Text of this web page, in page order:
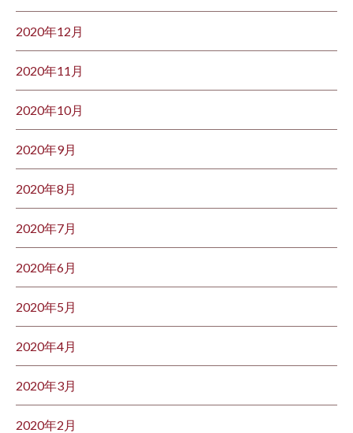
2020年12月
2020年11月
2020年10月
2020年9月
2020年8月
2020年7月
2020年6月
2020年5月
2020年4月
2020年3月
2020年2月